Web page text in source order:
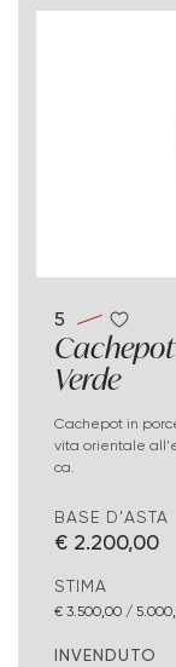
5
Verde
Cachepot in porcellana Famiglia Verde decorato con scene di
vita orientale
ca.
BASE D'ASTA
€ 2.200,00
STIMA
€ 3.500,00 /
INVENDUTO